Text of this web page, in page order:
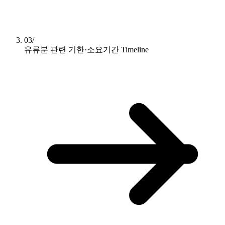
03/
유류분 관련 기한·소요기간 Timeline